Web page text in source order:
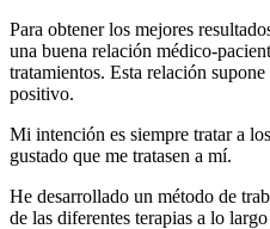
Para obtener los mejores
una buena relación médico-
tratamientos. Esta relación
positivo.
Mi intención es siempre tratar a
gustado que me tratasen a mí.
He desarrollado un método de
de las diferentes terapias a lo